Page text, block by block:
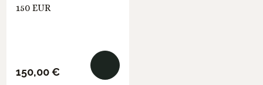
150 EUR
Regulärer Preis:
150,00 €